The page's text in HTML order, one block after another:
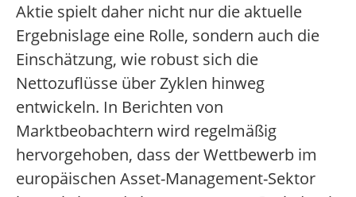
Aktie spielt daher nicht nur die aktuelle
Ergebnislage eine Rolle, sondern auch die
Einschätzung, wie robust sich die
Nettozuflüsse über Zyklen hinweg
entwickeln. In Berichten von
Marktbeobachtern wird regelmäßig
hervorgehoben, dass der Wettbewerb im
europäischen Asset-Management-Sektor